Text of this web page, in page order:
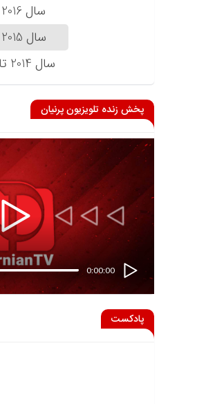
سال 2016
سال 2015
سال 2014 تا 2011
پخش زنده تلویزیون پرنیان
0:00:00
پادکست